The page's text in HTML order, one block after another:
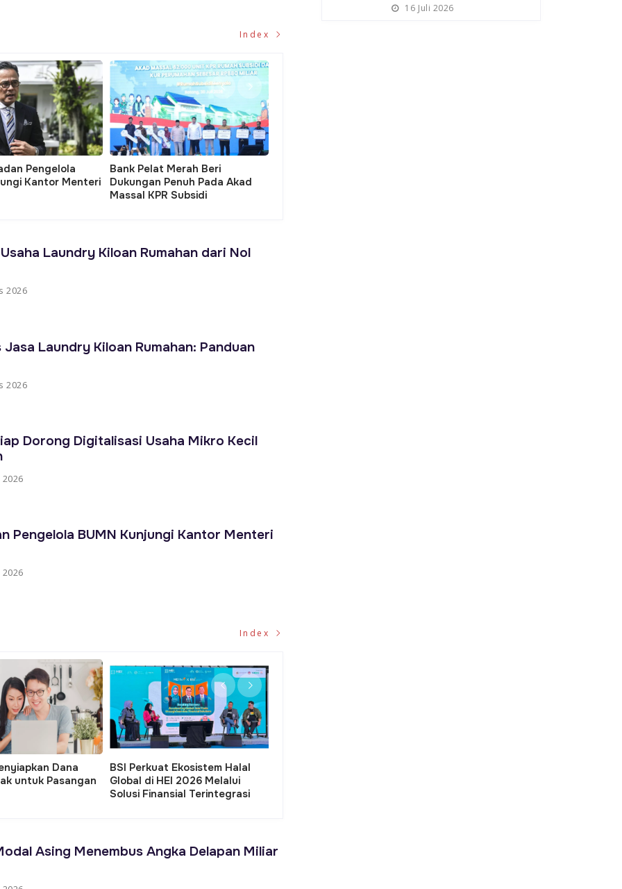
Index
Pemadam
Jakarta Selatan
Gratis
Pendiri Toko Daring Raksasa
Kantongi Puluhan Triliun Usai
Lepas Saham
Laundry Kiloan Rumahan dari Nol
2026
Jasa Laundry Kiloan Rumahan: Panduan
2026
Dorong Digitalisasi Usaha Mikro Kecil
Pengelola BUMN Kunjungi Kantor Menteri
Index
Nelayan BSI Warloka:
Masyarakat
Laut yang Sama
Gerak Cepat PLN, Kurang dari 1
Jam Listrik Kembali Normal di GI
Angke
Asing Menembus Angka Delapan Miliar
16 Juli 2026